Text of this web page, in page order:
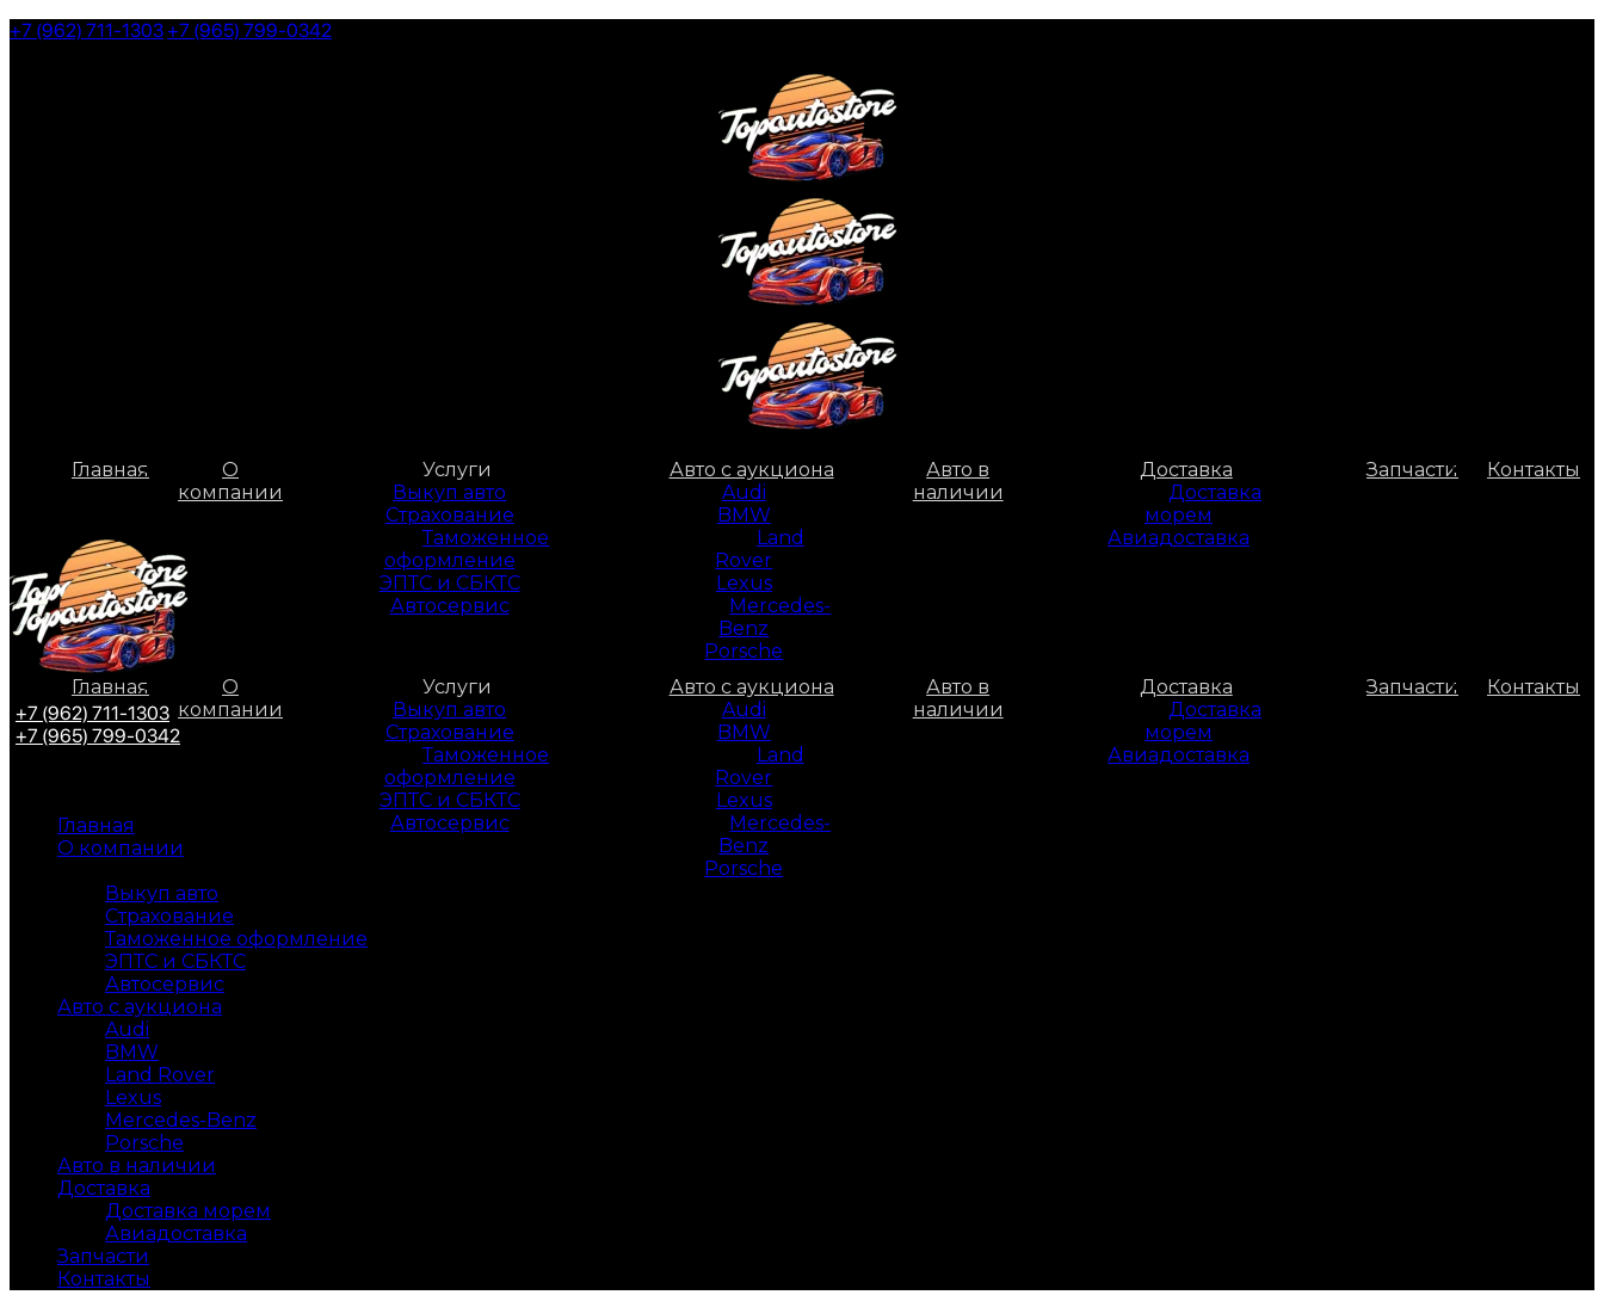
Skip
+7 (962) 711-1303+7 (965) 799-0342
Главная
О
компании
Услуги
Выкуп авто
Страхование
Таможенное
оформление
ЭПТС и СБКТС
Автосервис
Авто с аукциона
Audi
BMW
Land
Rover
Lexus
Mercedes-
Benz
Porsche
Авто в
наличии
Доставка
Доставка
морем
Авиадоставка
Запчасти Контакты
Главная
О
компании
Услуги
Выкуп авто
Страхование
Таможенное
оформление
ЭПТС и СБКТС
Автосервис
Авто с аукциона
Audi
BMW
Land
Rover
Lexus
Mercedes-
Benz
Porsche
Авто в
наличии
Доставка
Доставка
морем
Авиадоставка
Запчасти
Контакты
+7 (962) 711-1303
+7 (965) 799-0342
Главная
О компании
Выкуп авто
Страхование
Таможенное оформление
ЭПТС и СБКТС
Автосервис
Авто с аукциона
Audi
BMW
Land Rover
Lexus
Mercedes-Benz
Porsche
Авто в наличии
Доставка
Доставка морем
Авиадоставка
Запчасти
Контакты